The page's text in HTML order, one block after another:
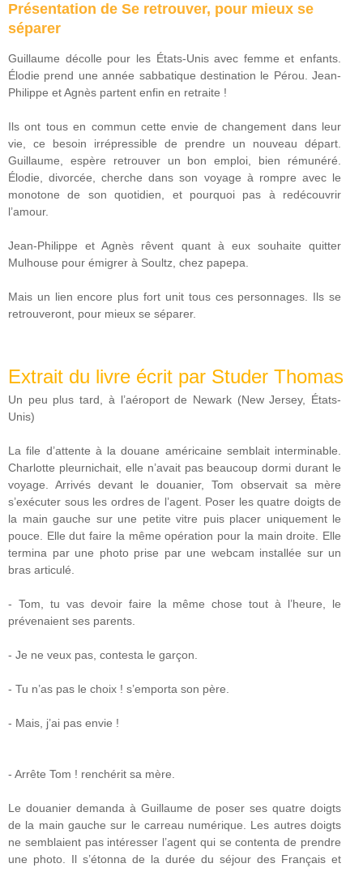
Présentation de Se retrouver, pour mieux se
séparer
Guillaume décolle pour les États-Unis avec femme et enfants.
Élodie prend une année sabbatique destination le Pérou. Jean-
Philippe et Agnès partent enfin en retraite !
Ils ont tous en commun cette envie de changement dans leur
vie, ce besoin irrépressible de prendre un nouveau départ.
Guillaume, espère retrouver un bon emploi, bien rémunéré.
Élodie, divorcée, cherche dans son voyage à rompre avec le
monotone de son quotidien, et pourquoi pas à redécouvrir
l’amour.
Jean-Philippe et Agnès rêvent quant à eux souhaite quitter
Mulhouse pour émigrer à Soultz, chez papepa.
Mais un lien encore plus fort unit tous ces personnages. Ils se
retrouveront, pour mieux se séparer.
Extrait du livre écrit par Studer Thomas
Un peu plus tard, à l’aéroport de Newark (New Jersey, États-
Unis)
La file d’attente à la douane américaine semblait interminable.
Charlotte pleurnichait, elle n’avait pas beaucoup dormi durant le
voyage. Arrivés devant le douanier, Tom observait sa mère
s’exécuter sous les ordres de l’agent. Poser les quatre doigts de
la main gauche sur une petite vitre puis placer uniquement le
pouce. Elle dut faire la même opération pour la main droite. Elle
termina par une photo prise par une webcam installée sur un
bras articulé.
- Tom, tu vas devoir faire la même chose tout à l’heure, le
prévenaient ses parents.
- Je ne veux pas, contesta le garçon.
- Tu n’as pas le choix ! s’emporta son père.
- Mais, j’ai pas envie !
- Arrête Tom ! renchérit sa mère.
Le douanier demanda à Guillaume de poser ses quatre doigts
de la main gauche sur le carreau numérique. Les autres doigts
ne semblaient pas intéresser l’agent qui se contenta de prendre
une photo. Il s’étonna de la durée du séjour des Français et